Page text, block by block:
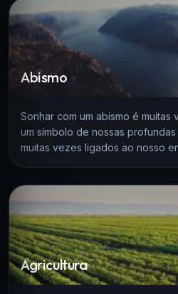
Abismo
Sonhar com um abismo é
um símbolo de nossas
muitas vezes ligados ao nosso
Agricultura